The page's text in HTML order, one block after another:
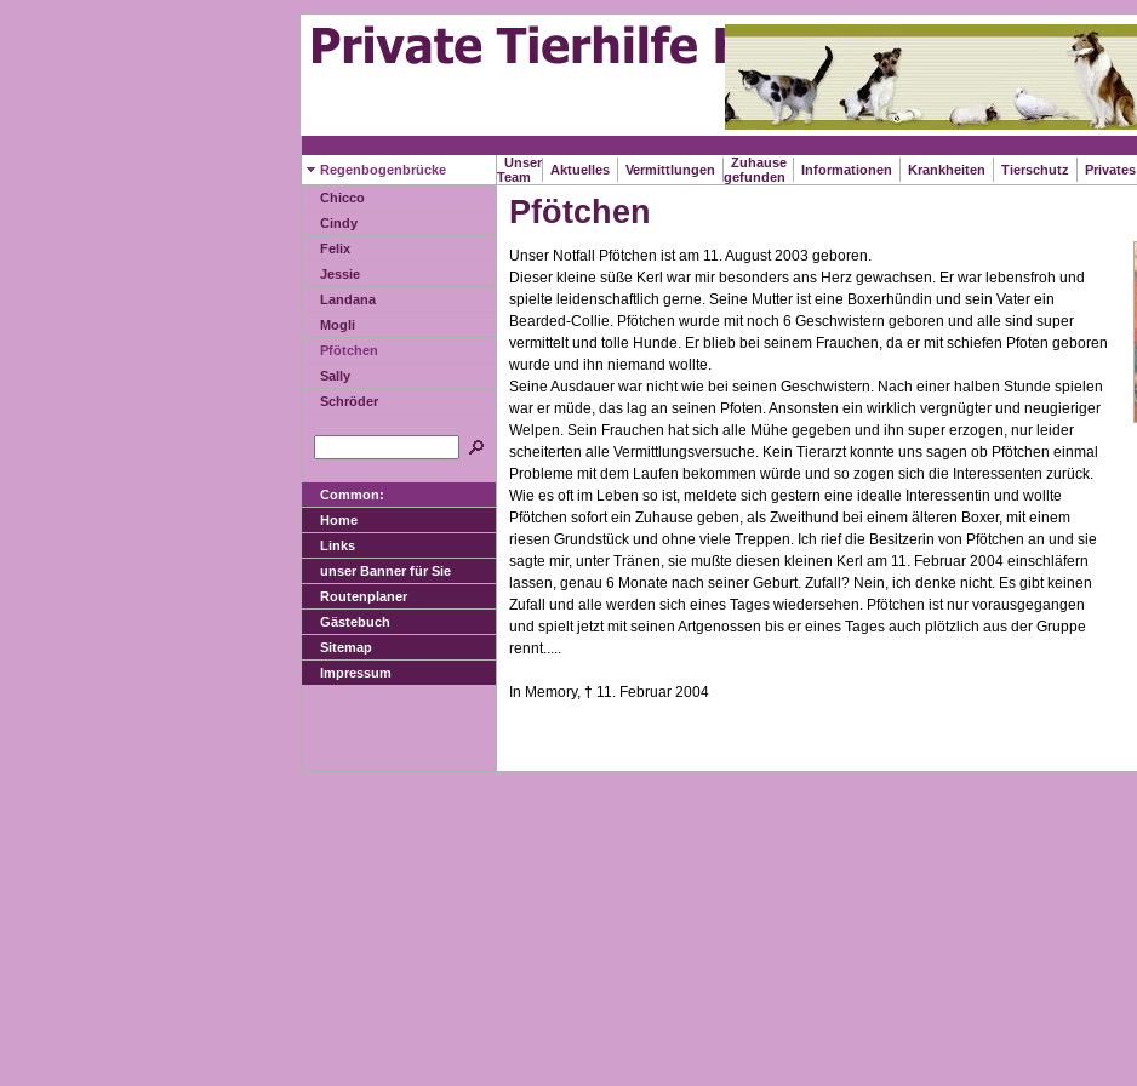
Regenbogenbrücke
Unser
Team
Aktuelles Vermittlungen
Zuhause
gefunden
Informationen Krankheiten Tierschutz Privates
Chicco
Cindy
Felix
Jessie
Landana
Mogli
Pfötchen
Sally
Schröder
Common:
Home
Links
unser Banner für Sie
Routenplaner
Gästebuch
Sitemap
Impressum
Pfötchen
Unser Notfall Pfötchen ist am 11. August 2003 geboren.
Dieser kleine süße Kerl war mir besonders ans Herz gewachsen. Er war lebensfroh und
spielte leidenschaftlich gerne. Seine Mutter ist eine Boxerhündin und sein Vater ein
Bearded-Collie. Pfötchen wurde mit noch 6 Geschwistern geboren und alle sind super
vermittelt und tolle Hunde. Er blieb bei seinem Frauchen, da er mit schiefen Pfoten geboren
wurde und ihn niemand wollte.
Seine Ausdauer war nicht wie bei seinen Geschwistern. Nach einer halben Stunde spielen
war er müde, das lag an seinen Pfoten. Ansonsten ein wirklich vergnügter und neugieriger
Welpen. Sein Frauchen hat sich alle Mühe gegeben und ihn super erzogen, nur leider
scheiterten alle Vermittlungsversuche. Kein Tierarzt konnte uns sagen ob Pfötchen einmal
Probleme mit dem Laufen bekommen würde und so zogen sich die Interessenten zurück.
Wie es oft im Leben so ist, meldete sich gestern eine idealle Interessentin und wollte
Pfötchen sofort ein Zuhause geben, als Zweithund bei einem älteren Boxer, mit einem
riesen Grundstück und ohne viele Treppen. Ich rief die Besitzerin von Pfötchen an und sie
sagte mir, unter Tränen, sie mußte diesen kleinen Kerl am 11. Februar 2004 einschläfern
lassen, genau 6 Monate nach seiner Geburt. Zufall? Nein, ich denke nicht. Es gibt keinen
Zufall und alle werden sich eines Tages wiedersehen. Pfötchen ist nur vorausgegangen
und spielt jetzt mit seinen Artgenossen bis er eines Tages auch plötzlich aus der Gruppe
rennt.....
In Memory, † 11. Februar 2004